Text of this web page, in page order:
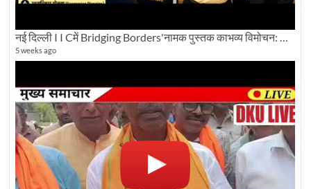
5 weeks ago